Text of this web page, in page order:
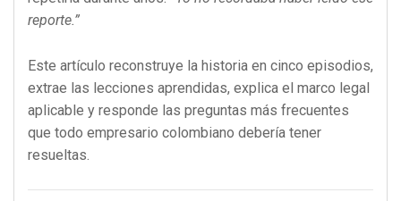
reporte.”
Este artículo reconstruye la historia en cinco episodios,
extrae las lecciones aprendidas, explica el marco legal
aplicable y responde las preguntas más frecuentes
que todo empresario colombiano debería tener
resueltas.